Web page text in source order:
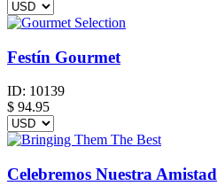
Festín Gourmet
ID: 10139
$ 94.95
Celebremos Nuestra Amistad